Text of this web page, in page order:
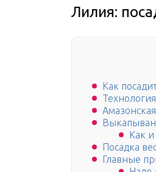
Лилия:
Как
Как и
Посадка
Главные